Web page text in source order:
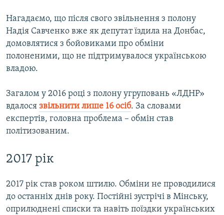
Нагадаємо, що після свого звільнення з полону
Надія Савченко вже як депутат їздила на Донбас,
домовлятися з бойовиками про обміни
полоненими, що не підтримувалося українською
владою.
Загалом у 2016 році з полону угруповань «ЛДНР»
вдалося звільнити лише 16 осіб. За словами
експертів, головна проблема – обмін став
політизованим.
2017 рік
2017 рік став роком штилю. Обміни не проводилися
до останніх днів року. Постійні зустрічі в Мінську,
оприлюднені списки та навіть поїздки українських